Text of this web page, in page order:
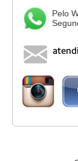
Pelo